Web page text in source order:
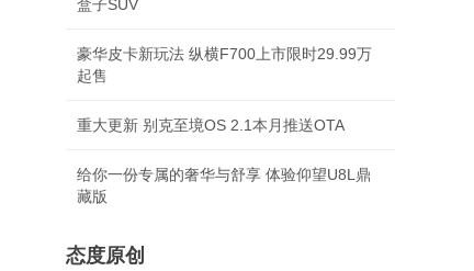
盒子SUV
豪华皮卡新玩法 纵横F700上市限时29.99万
起售
重大更新 别克至境OS 2.1本月推送OTA
给你一份专属的奢华与舒享 体验仰望U8L鼎
藏版
态度原创